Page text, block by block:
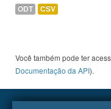
ODT CSV
Você também pode ter
Documentação da API).